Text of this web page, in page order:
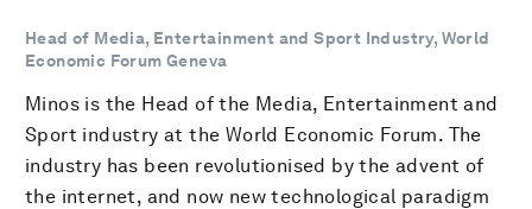
Head of Media, Entertainment and Sport Industry, World
Economic Forum Geneva
Minos is the Head of the Media, Entertainment and
Sport industry at the World Economic Forum. The
industry has been revolutionised by the advent of
the internet, and now new technological paradigm